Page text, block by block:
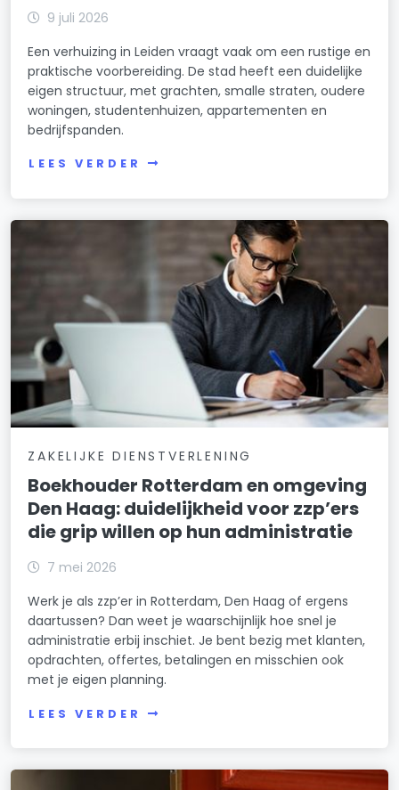
9 juli 2026
Een verhuizing in Leiden vraagt vaak om een rustige en
praktische voorbereiding. De stad heeft een duidelijke
eigen structuur, met grachten, smalle straten, oudere
woningen, studentenhuizen, appartementen en
bedrijfspanden.
LEES VERDER
ZAKELIJKE DIENSTVERLENING
Boekhouder Rotterdam en omgeving
Den Haag: duidelijkheid voor zzp’ers
die grip willen op hun administratie
7 mei 2026
Werk je als zzp’er in Rotterdam, Den Haag of ergens
daartussen? Dan weet je waarschijnlijk hoe snel je
administratie erbij inschiet. Je bent bezig met klanten,
opdrachten, offertes, betalingen en misschien ook
met je eigen planning.
LEES VERDER